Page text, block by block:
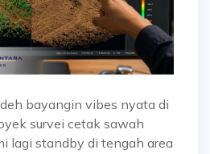
bayangin vibes nyata di
survei cetak sawah
lagi standby di tengah area